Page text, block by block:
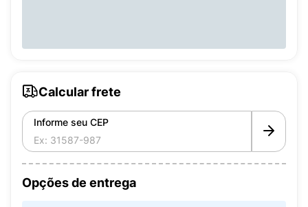
Calcular frete
Informe seu CEP
Opções de entrega